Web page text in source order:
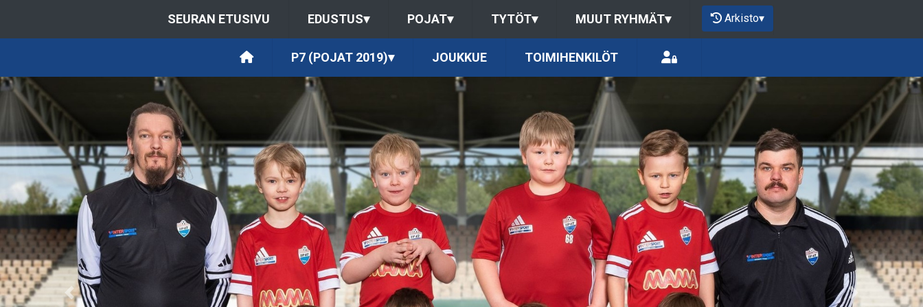
SEURAN ETUSIVU EDUSTUS▾ POJAT▾ TYTÖT▾ MUUT RYHMÄT▾ Arkisto▾
P7 (POJAT 2019)▾ JOUKKUE TOIMIHENKILÖT
Previous Next